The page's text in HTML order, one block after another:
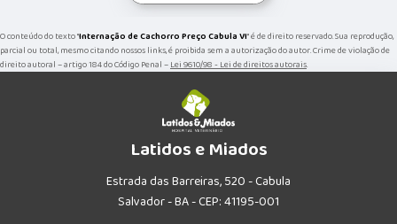
O conteúdo do texto "Internação de Cachorro Preço Cabula VI" é de direito reservado. Sua reprodução,
parcial ou total, mesmo citando nossos links, é proibida sem a autorização do autor. Crime de violação de
direito autoral – artigo 184 do Código Penal –Lei 9610/98 - Lei de direitos autorais.
Latidos e Miados
Estrada das Barreiras, 520 - Cabula
Salvador - BA - CEP: 41195-001